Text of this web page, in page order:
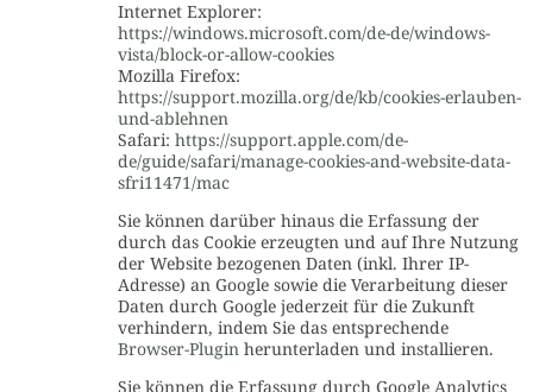
Internet Explorer:
https://windows.microsoft.com/de-de/windows-
vista/block-or-allow-cookies
Mozilla Firefox:
https://support.mozilla.org/de/kb/cookies-erlauben-
und-ablehnen
Safari: https://support.apple.com/de-
de/guide/safari/manage-cookies-and-website-data-
sfri11471/mac
Sie können darüber hinaus die Erfassung der
durch das Cookie erzeugten und auf Ihre Nutzung
der Website bezogenen Daten (inkl. Ihrer IP-
Adresse) an Google sowie die Verarbeitung dieser
Daten durch Google jederzeit für die Zukunft
verhindern, indem Sie das entsprechende
Browser-Pluginherunterladen und installieren.
Sie können die Erfassung durch Google Analytics